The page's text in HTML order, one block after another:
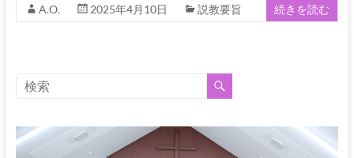
ス・
ト
父
な
A.O. 2025年4月10日 説教要旨 続きを読む